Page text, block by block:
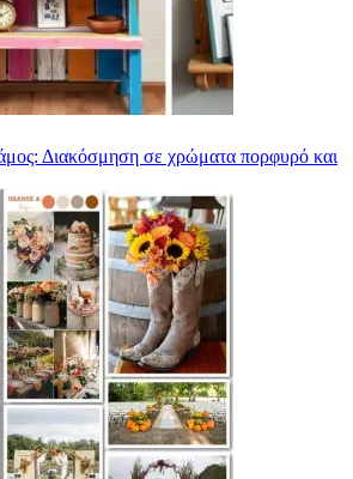
Διακόσμηση σε χρώματα πορφυρό και